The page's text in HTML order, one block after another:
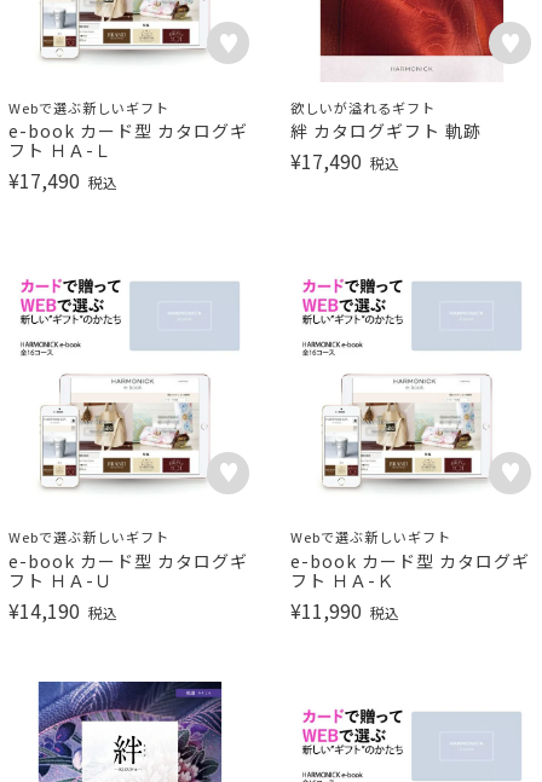
Webで選ぶ新しいギフト
e-book カード型 カタログギ
フト ＨＡ-Ｌ
¥17,490 税込
欲しいが溢れるギフト
絆 カタログギフト 軌跡
¥17,490 税込
Webで選ぶ新しいギフト
e-book カード型 カタログギ
フト ＨＡ-Ｕ
¥14,190 税込
Webで選ぶ新しいギフト
e-book カード型 カタログギ
フト ＨＡ-Ｋ
¥11,990 税込